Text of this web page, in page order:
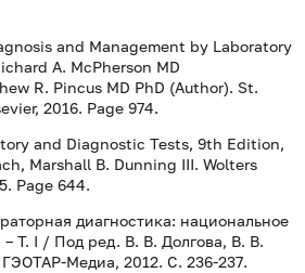
and Management by Laboratory
A. McPherson MD
R. Pincus MD PhD (Author). St.
2016. Page 974.
and Diagnostic Tests, 9th Edition,
Marshall B. Dunning III. Wolters
Page 644.
диагностика: национальное
– T. I / Под ред. В. В. Долгова, В. В.
Медиа, 2012. С. 236-237.